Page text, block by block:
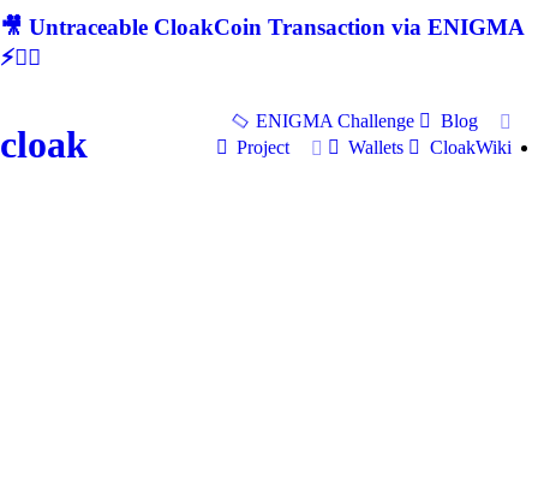
🎥 Untraceable CloakCoin Transaction via ENIGMA
⚡🕵‍♂
cloak
ENIGMA Challenge
Blog
Project
Wallets CloakWiki